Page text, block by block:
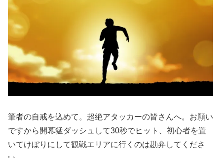
筆者の自戒を込めて。超絶アタッカーの皆さんへ。お願い
ですから開幕猛ダッシュして30秒でヒット、初心者を置
いてけぼりにして観戦エリアに行くのは勘弁してくださ